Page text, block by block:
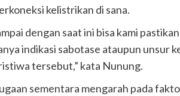
kelistrikan di sana.
dengan saat ini bisa kami
indikasi sabotase ataupun unsur
tersebut,” kata Nunung.
sementara mengarah pada